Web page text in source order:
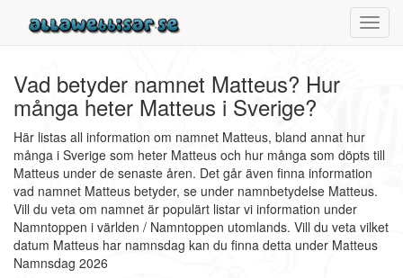
Vad betyder namnet Matteus? Hur
många heter Matteus i Sverige?
Här listas all information om namnet Matteus, bland annat hur
många i Sverige som heter Matteus och hur många som döpts till
Matteus under de senaste åren. Det går även finna information
vad namnet Matteus betyder, se under namnbetydelse Matteus.
Vill du veta om namnet är populärt listar vi information under
Namntoppen i världen / Namntoppen utomlands. Vill du veta vilket
datum Matteus har namnsdag kan du finna detta under Matteus
Namnsdag 2026